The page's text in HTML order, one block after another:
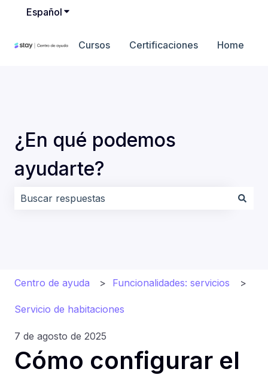
Español Traducciones de Mostrar submenú de
Cursos Certificaciones Home
¿En qué podemos
ayudarte?
Centro de ayuda Funcionalidades: servicios
Servicio de habitaciones
7 de agosto de 2025
Cómo configurar el